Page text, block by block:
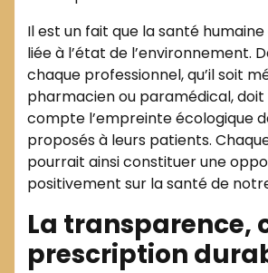
Il est un fait que la santé
liée à l’état de l’environnement.
chaque professionnel, qu’il soit
pharmacien ou paramédical,
compte l’empreinte écologique
proposés à leurs patients.
pourrait ainsi constituer une
positivement sur la santé de
La transparence,
prescription